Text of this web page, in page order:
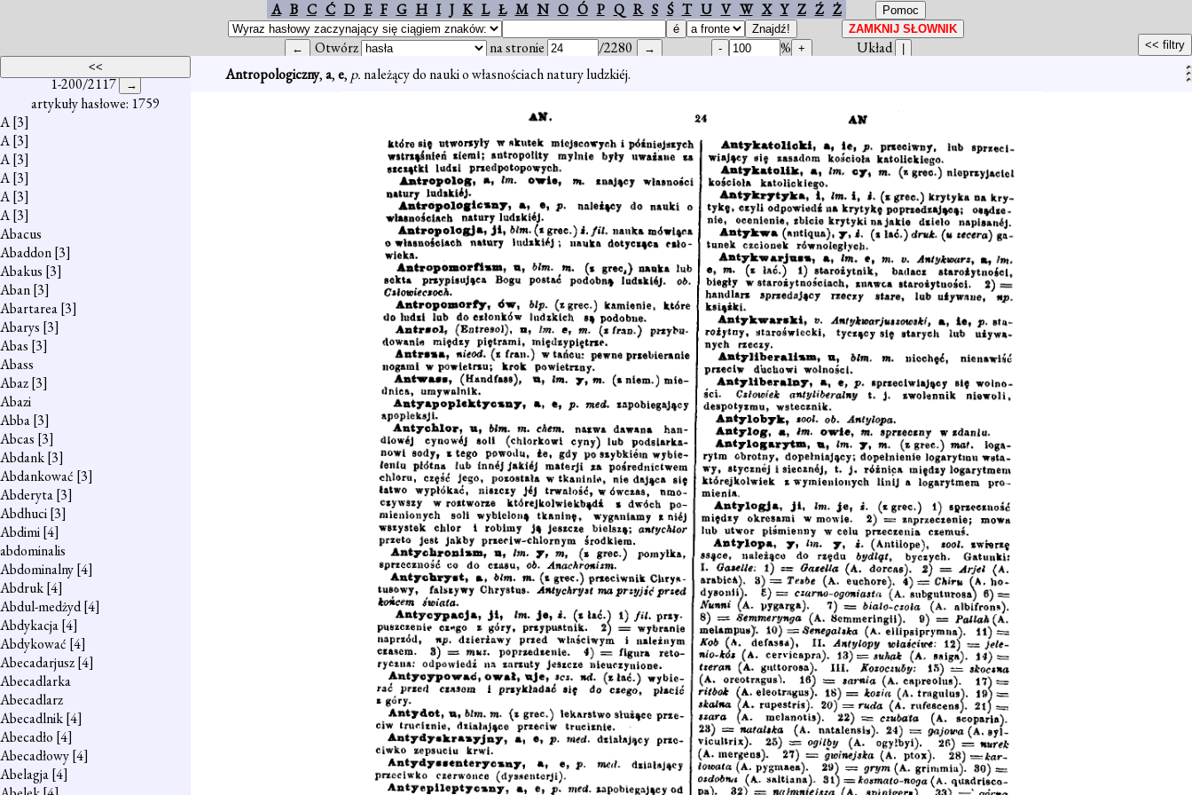
A B C Ć D E F G H I J K L Ł M N O Ó P Q R S Ś T U V W X Y Z Ź Ż
Otwórz na stronie /2280 %
Układ
1-200/2117
artykuły hasłowe: 1759
A[3]
A[3]
A[3]
A[3]
A[3]
A[3]
Abacus
Abaddon[3]
Abakus [3]
Aban[3]
Abartarea[3]
Abarys [3]
Abas [3]
Abass
Abaz[3]
Abazi
Abba[3]
Abcas [3]
Abdank[3]
Abdankować [3]
Abderyta[3]
Abdhuci[3]
Abdimi[4]
abdominalis
Abdominalny[4]
Abdruk[4]
Abdul-medżyd[4]
Abdykacja[4]
Abdykować [4]
Abecadarjusz[4]
Abecadlarka
Abecadlarz
Abecadlnik[4]
Abecadło [4]
Abecadłowy[4]
Abelagja[4]
Antropologiczny,a,e, p.należący do nauki o własnościach natury ludzkiéj.